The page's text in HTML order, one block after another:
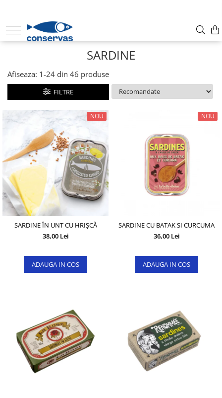
CONSERVE
FRUCTE DE MARE + ALȚI PEȘTI
TON
MACROU
HERING
PĂSTRĂV
SOMON
SPROT
SARDINE
Afiseaza: 1-24 din 46 produse
FILTRE
NOU
SARDINE ÎN UNT CU HRIȘCĂ
38,00 Lei
ADAUGA IN COS
NOU
SARDINE CU BATAK SI CURCUMA
36,00 Lei
ADAUGA IN COS